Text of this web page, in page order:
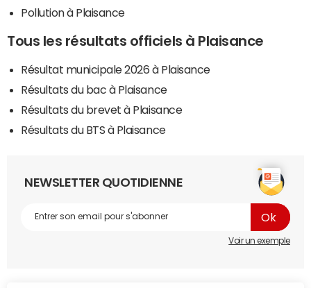
Pollution à Plaisance
Tous les résultats officiels à Plaisance
Résultat municipale 2026 à Plaisance
Résultats du bac à Plaisance
Résultats du brevet à Plaisance
Résultats du BTS à Plaisance
NEWSLETTER QUOTIDIENNE
Voir un exemple